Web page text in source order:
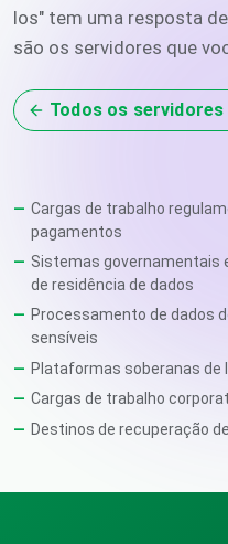
los" tem uma resposta
são os servidores que
Todos os servidores
Cargas de trabalho
pagamentos
Sistemas governamentais
de residência de dados
Processamento de dados
sensíveis
Plataformas soberanas de
Cargas de trabalho
Destinos de recuperação